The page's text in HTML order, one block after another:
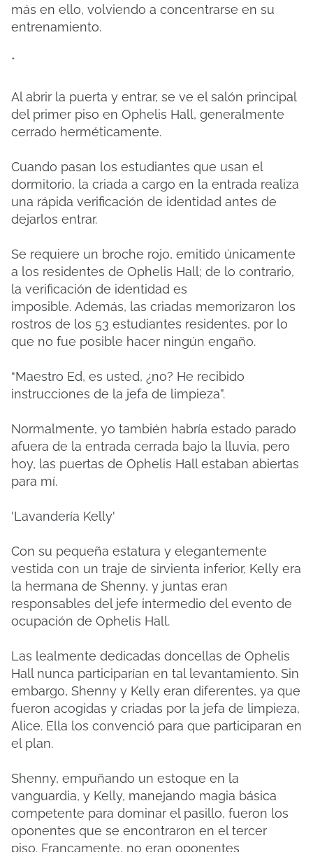
más en ello, volviendo a concentrarse en su
entrenamiento.
*
Al abrir la puerta y entrar, se ve el salón principal
del primer piso en Ophelis Hall, generalmente
cerrado herméticamente.
Cuando pasan los estudiantes que usan el
dormitorio, la criada a cargo en la entrada realiza
una rápida verificación de identidad antes de
dejarlos entrar.
Se requiere un broche rojo, emitido únicamente
a los residentes de Ophelis Hall; de lo contrario,
la verificación de identidad es
imposible. Además, las criadas memorizaron los
rostros de los 53 estudiantes residentes, por lo
que no fue posible hacer ningún engaño.
“Maestro Ed, es usted, ¿no? He recibido
instrucciones de la jefa de limpieza”.
Normalmente, yo también habría estado parado
afuera de la entrada cerrada bajo la lluvia, pero
hoy, las puertas de Ophelis Hall estaban abiertas
para mí.
'Lavandería Kelly'
Con su pequeña estatura y elegantemente
vestida con un traje de sirvienta inferior, Kelly era
la hermana de Shenny, y juntas eran
responsables del jefe intermedio del evento de
ocupación de Ophelis Hall.
Las lealmente dedicadas doncellas de Ophelis
Hall nunca participarían en tal levantamiento. Sin
embargo, Shenny y Kelly eran diferentes, ya que
fueron acogidas y criadas por la jefa de limpieza,
Alice. Ella los convenció para que participaran en
el plan.
Shenny, empuñando un estoque en la
vanguardia, y Kelly, manejando magia básica
competente para dominar el pasillo, fueron los
oponentes que se encontraron en el tercer
piso. Francamente, no eran oponentes